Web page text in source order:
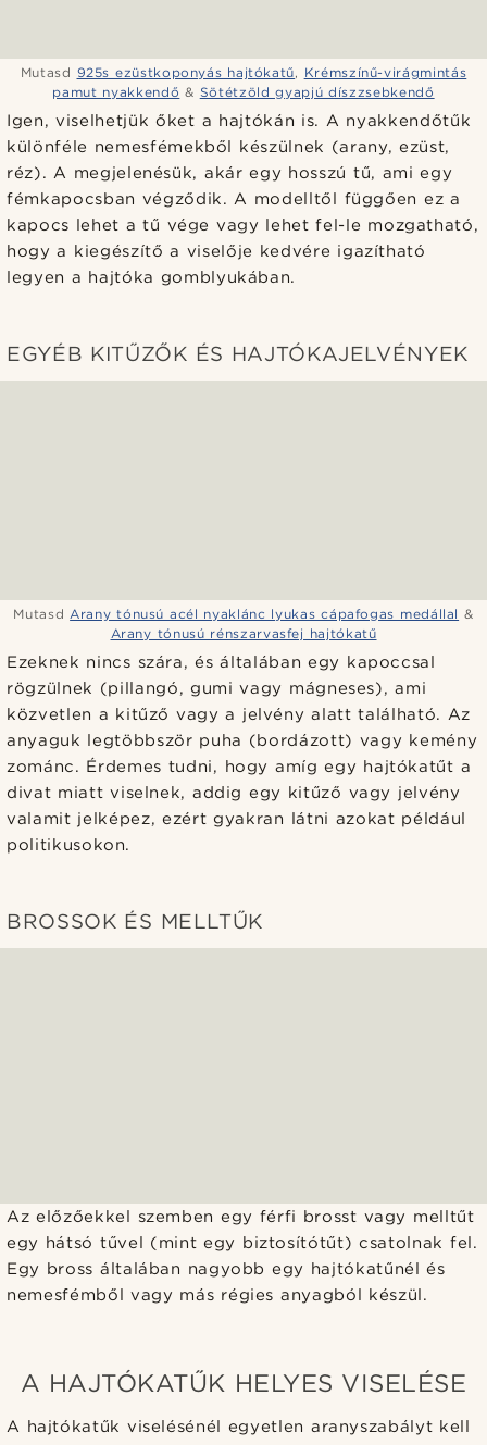
Mutasd 925s ezüstkoponyás hajtókatű, Krémszínű-virágmintás
pamut nyakkendő & Sötétzöld gyapjú díszzsebkendő
Igen, viselhetjük őket a hajtókán is. A nyakkendőtűk
különféle nemesfémekből készülnek (arany, ezüst,
réz). A megjelenésük, akár egy hosszú tű, ami egy
fémkapocsban végződik. A modelltől függően ez a
kapocs lehet a tű vége vagy lehet fel-le mozgatható,
hogy a kiegészítő a viselője kedvére igazítható
legyen a hajtóka gomblyukában.
EGYÉB KITŰZŐK ÉS HAJTÓKAJELVÉNYEK
Mutasd Arany tónusú acél nyaklánc lyukas cápafogas medállal &
Arany tónusú rénszarvasfej hajtókatű
Ezeknek nincs szára, és általában egy kapoccsal
rögzülnek (pillangó, gumi vagy mágneses), ami
közvetlen a kitűző vagy a jelvény alatt található. Az
anyaguk legtöbbször puha (bordázott) vagy kemény
zománc. Érdemes tudni, hogy amíg egy hajtókatűt a
divat miatt viselnek, addig egy kitűző vagy jelvény
valamit jelképez, ezért gyakran látni azokat például
politikusokon.
BROSSOK ÉS MELLTŰK
Az előzőekkel szemben egy férfi brosst vagy melltűt
egy hátsó tűvel (mint egy biztosítótűt) csatolnak fel.
Egy bross általában nagyobb egy hajtókatűnél és
nemesfémből vagy más régies anyagból készül.
A HAJTÓKATŰK HELYES VISELÉSE
A hajtókatűk viselésénél egyetlen aranyszabályt kell